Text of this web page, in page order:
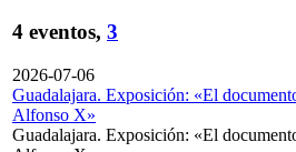
4 eventos, 3
2026-07-06
Guadalajara. Exposición: «El
Alfonso X»
Guadalajara. Exposición: «El